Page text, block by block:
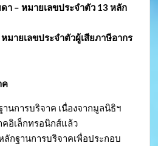
า – หมายเลขประจำตัว 13 หลัก
มายเลขประจำตัวผู้เสียภาษีอากร
ค
นการบริจาค เนื่องจากมูลนิธิฯ
อิเล็กทรอนิกส์แล้ว
ลักฐานการบริจาคเพื่อประกอบ